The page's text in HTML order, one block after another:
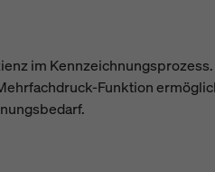
im Kennzeichnungsprozess.
Funktion